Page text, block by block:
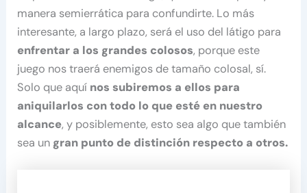
manera semierrática para confundirte. Lo más
interesante, a largo plazo, será el uso del látigo para
enfrentar a los grandes colosos, porque este
juego nos traerá enemigos de tamaño colosal, sí.
Solo que aquí nos subiremos a ellos para
aniquilarlos con todo lo que esté en nuestro
alcance, y posiblemente, esto sea algo que también
sea un gran punto de distinción respecto a otros.